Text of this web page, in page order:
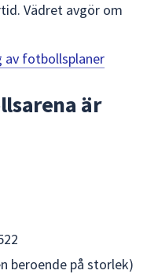
Vädret avgör om
av fotbollsplaner
är
beroende på storlek)